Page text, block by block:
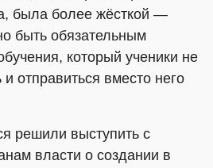
была более жёсткой —
быть обязательным
который ученики не
отправиться вместо него
решили выступить с
власти о создании в